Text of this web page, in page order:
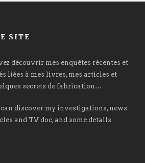
SITE
découvrir mes enquêtes récentes et
liées à mes livres, mes articles et
secrets de fabrication…
discover my investigations, news
and TV doc, and some details